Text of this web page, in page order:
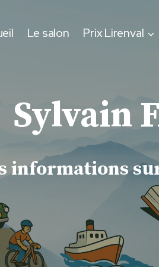
Le salon Prix Lirenval
Sylvain
informations